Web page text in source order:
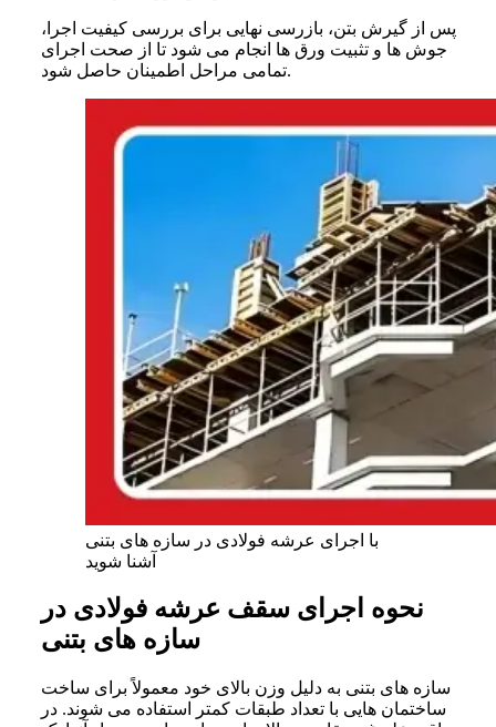
پس از گیرش بتن، بازرسی نهایی برای بررسی کیفیت اجرا،
جوش ها و تثبیت ورق ها انجام می شود تا از صحت اجرای
تمامی مراحل اطمینان حاصل شود.
با اجرای عرشه فولادی در سازه های بتنی
آشنا شوید
نحوه اجرای سقف عرشه فولادی در
سازه های بتنی
سازه های بتنی به دلیل وزن بالای خود معمولاً برای ساخت
ساختمان هایی با تعداد طبقات کمتر استفاده می شوند. در